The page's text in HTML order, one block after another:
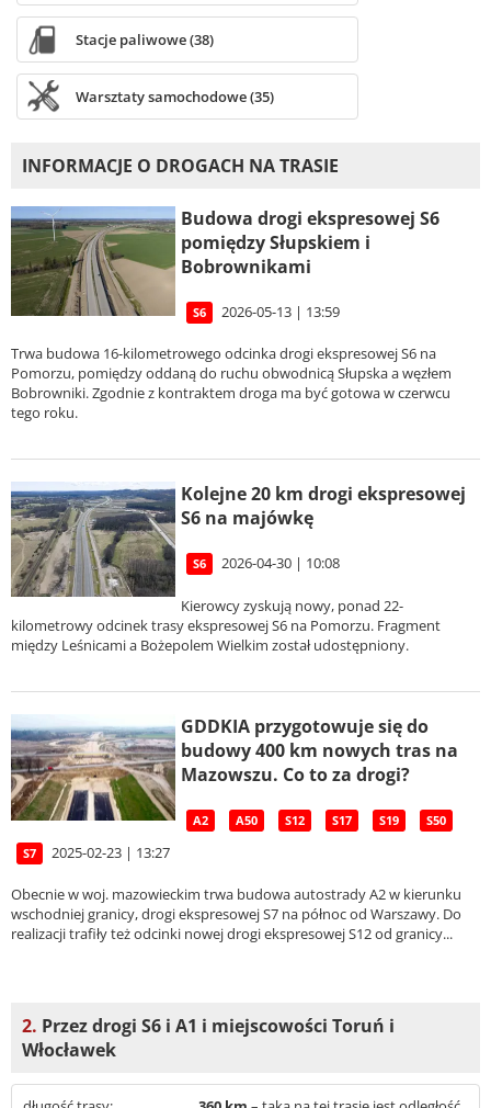
Stacje paliwowe (38)
Warsztaty samochodowe (35)
INFORMACJE O DROGACH NA TRASIE
Budowa drogi ekspresowej S6
pomiędzy Słupskiem i
Bobrownikami
S6 2026-05-13 | 13:59
Trwa budowa 16-kilometrowego odcinka drogi ekspresowej S6 na
Pomorzu, pomiędzy oddaną do ruchu obwodnicą Słupska a węzłem
Bobrowniki. Zgodnie z kontraktem droga ma być gotowa w czerwcu
tego roku.
Kolejne 20 km drogi ekspresowej
S6 na majówkę
S6 2026-04-30 | 10:08
Kierowcy zyskują nowy, ponad 22-
kilometrowy odcinek trasy ekspresowej S6 na Pomorzu. Fragment
między Leśnicami a Bożepolem Wielkim został udostępniony.
GDDKIA przygotowuje się do
budowy 400 km nowych tras na
Mazowszu. Co to za drogi?
A2 A50 S12 S17 S19 S50
S7 2025-02-23 | 13:27
Obecnie w woj. mazowieckim trwa budowa autostrady A2 w kierunku
wschodniej granicy, drogi ekspresowej S7 na północ od Warszawy. Do
realizacji trafiły też odcinki nowej drogi ekspresowej S12 od granicy...
2. Przez drogi S6 i A1 i miejscowości Toruń i
Włocławek